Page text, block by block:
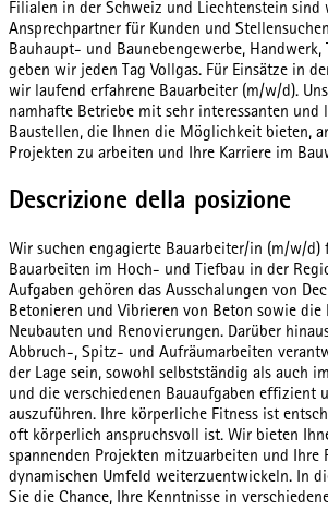
Filialen in der Schweiz und Liechtenstein
Ansprechpartner für Kunden und
Bauhaupt- und Baunebengewerbe,
geben wir jeden Tag Vollgas. Für Einsätze in
wir laufend erfahrene Bauarbeiter (m/w/d).
namhafte Betriebe mit sehr interessanten und
Baustellen, die Ihnen die Möglichkeit bieten,
Projekten zu arbeiten und Ihre Karriere im
Descrizione della posizione
Wir suchen engagierte Bauarbeiter/in (m/w/d)
Bauarbeiten im Hoch- und Tiefbau in der
Aufgaben gehören das Ausschalungen von
Betonieren und Vibrieren von Beton sowie die
Neubauten und Renovierungen. Darüber
Abbruch-, Spitz- und Aufräumarbeiten
der Lage sein, sowohl selbstständig als auch
und die verschiedenen Bauaufgaben effizient
auszuführen. Ihre körperliche Fitness ist
oft körperlich anspruchsvoll ist. Wir bieten
spannenden Projekten mitzuarbeiten und Ihre
dynamischen Umfeld weiterzuentwickeln. In
Sie die Chance, Ihre Kenntnisse in